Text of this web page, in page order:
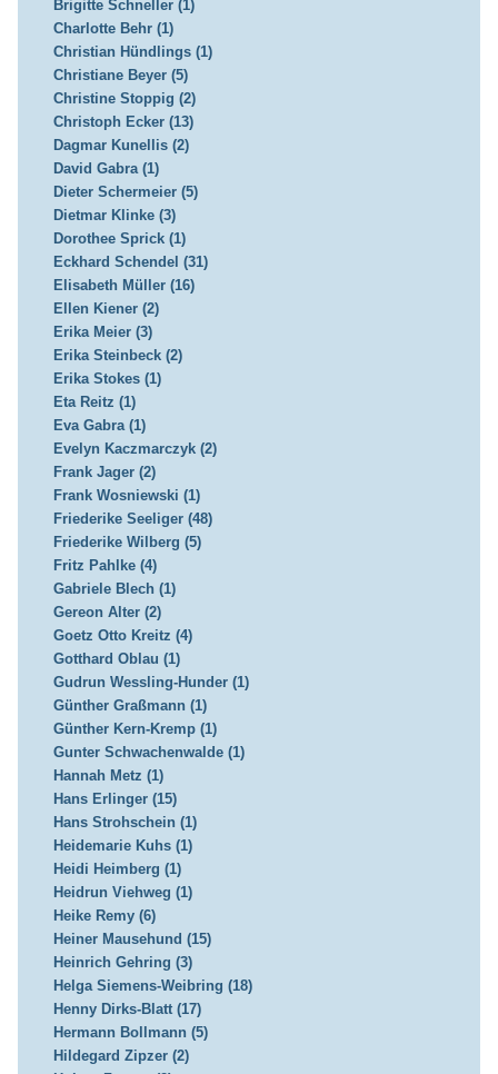
Brigitte Schneller (1)
Charlotte Behr (1)
Christian Hündlings (1)
Christiane Beyer (5)
Christine Stoppig (2)
Christoph Ecker (13)
Dagmar Kunellis (2)
David Gabra (1)
Dieter Schermeier (5)
Dietmar Klinke (3)
Dorothee Sprick (1)
Eckhard Schendel (31)
Elisabeth Müller (16)
Ellen Kiener (2)
Erika Meier (3)
Erika Steinbeck (2)
Erika Stokes (1)
Eta Reitz (1)
Eva Gabra (1)
Evelyn Kaczmarczyk (2)
Frank Jager (2)
Frank Wosniewski (1)
Friederike Seeliger (48)
Friederike Wilberg (5)
Fritz Pahlke (4)
Gabriele Blech (1)
Gereon Alter (2)
Goetz Otto Kreitz (4)
Gotthard Oblau (1)
Gudrun Wessling-Hunder (1)
Günther Graßmann (1)
Günther Kern-Kremp (1)
Gunter Schwachenwalde (1)
Hannah Metz (1)
Hans Erlinger (15)
Hans Strohschein (1)
Heidemarie Kuhs (1)
Heidi Heimberg (1)
Heidrun Viehweg (1)
Heike Remy (6)
Heiner Mausehund (15)
Heinrich Gehring (3)
Helga Siemens-Weibring (18)
Henny Dirks-Blatt (17)
Hermann Bollmann (5)
Hildegard Zipzer (2)